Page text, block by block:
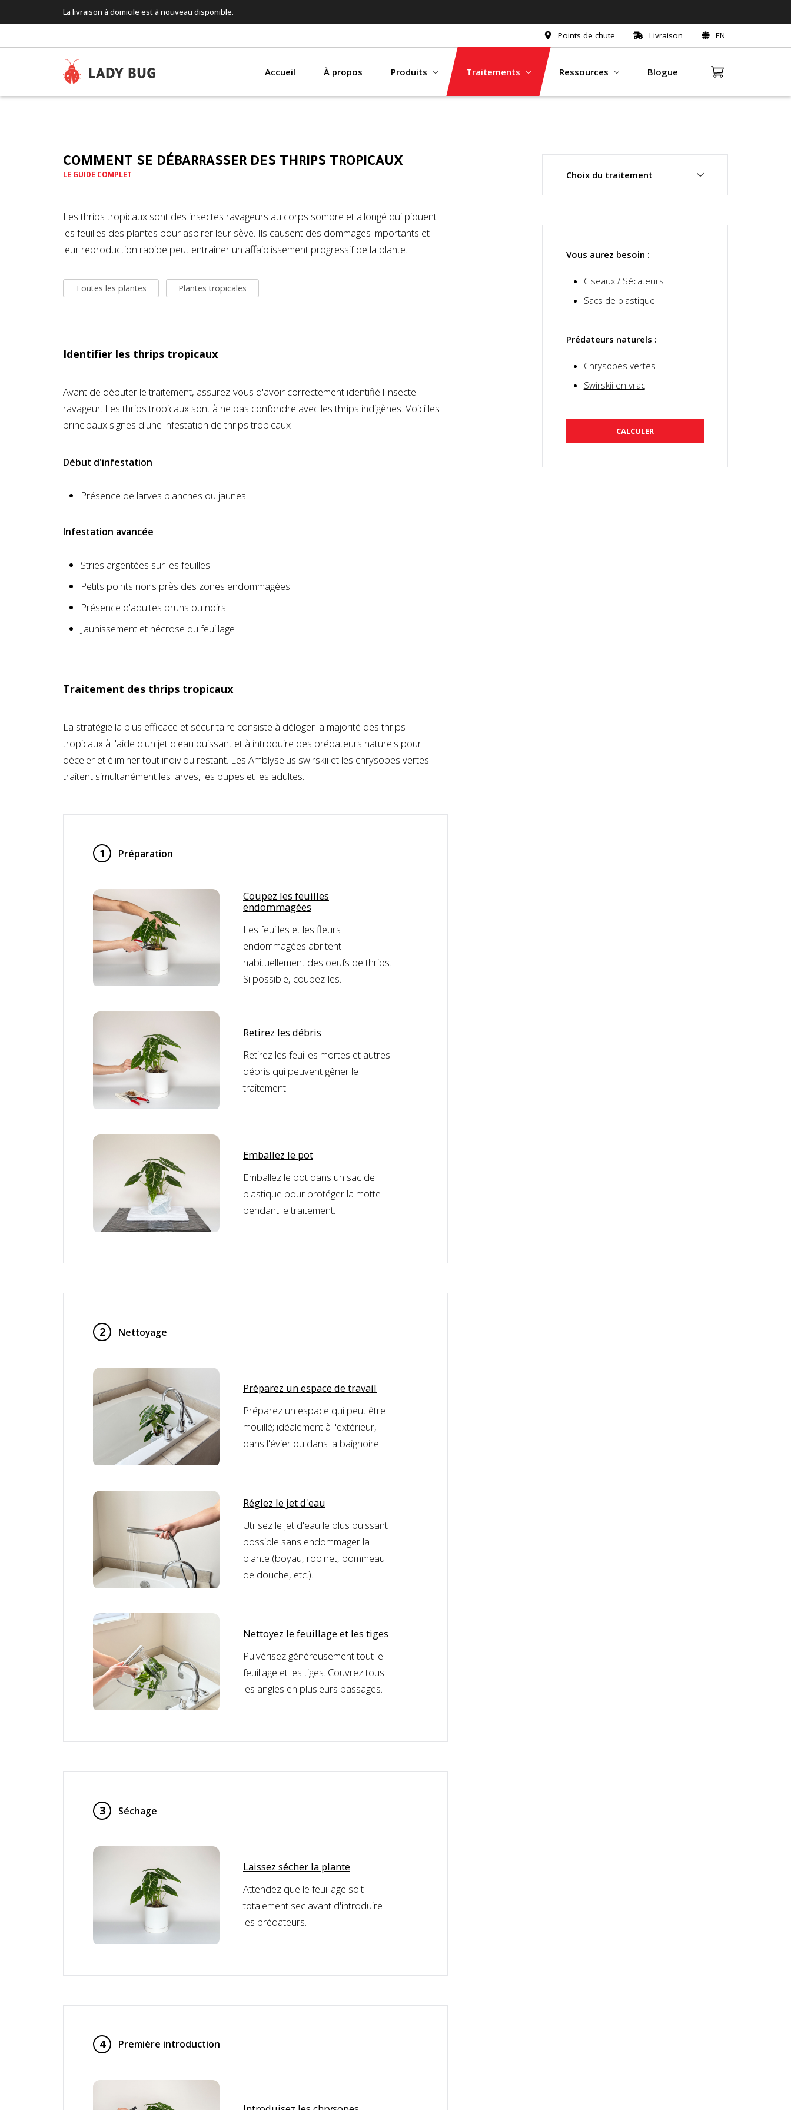
La livraison à domicile est à nouveau disponible.
Points de chute Livraison EN
Accueil À propos Produits Traitements Ressources Blogue
COMMENT SE DÉBARRASSER DES THRIPS TROPICAUX
LE GUIDE COMPLET
Difficulté
reproduction
Jusqu'à 50 jours
Les thrips tropicaux sont des insectes ravageurs au corps sombre et allongé qui piquent
les feuilles des plantes pour aspirer leur sève. Ils causent des dommages importants et
leur reproduction rapide peut entraîner un affaiblissement progressif de la plante.
Toutes les plantes Plantes tropicales
Identifier les thrips tropicaux
Avant de débuter le traitement, assurez-vous d'avoir correctement identifié l'insecte
ravageur. Les thrips tropicaux sont à ne pas confondre avec lesthrips indigènes. Voici les
principaux signes d'une infestation de thrips tropicaux :
Début d'infestation
Présence de larves blanches ou jaunes
Infestation avancée
Stries argentées sur les feuilles
Petits points noirs près des zones endommagées
Présence d'adultes bruns ou noirs
Jaunissement et nécrose du feuillage
Choix du traitement
Vous aurez besoin :
Ciseaux / Sécateurs
Sacs de plastique
Prédateurs naturels :
Chrysopes vertes
Swirskii en vrac
CALCULER
Traitement des thrips tropicaux
La stratégie la plus efficace et sécuritaire consiste à déloger la majorité des thrips
tropicaux à l'aide d'un jet d'eau puissant et à introduire des prédateurs naturels pour
déceler et éliminer tout individu restant. Les Amblyseius swirskii et les chrysopes vertes
traitent simultanément les larves, les pupes et les adultes.
1 Préparation
Coupez les feuilles
endommagées
Les feuilles et les fleurs
endommagées abritent
habituellement des oeufs de thrips.
Si possible, coupez-les.
Retirez les débris
Retirez les feuilles mortes et autres
débris qui peuvent gêner le
traitement.
Emballez le pot
Emballez le pot dans un sac de
plastique pour protéger la motte
pendant le traitement.
2 Nettoyage
Préparez un espace de travail
Préparez un espace qui peut être
mouillé; idéalement à l'extérieur,
dans l'évier ou dans la baignoire.
Réglez le jet d'eau
Utilisez le jet d'eau le plus puissant
possible sans endommager la
plante (boyau, robinet, pommeau
de douche, etc.).
Nettoyez le feuillage et les tiges
Pulvérisez généreusement tout le
feuillage et les tiges. Couvrez tous
les angles en plusieurs passages.
3 Séchage
Laissez sécher la plante
Attendez que le feuillage soit
totalement sec avant d'introduire
les prédateurs.
4 Première introduction